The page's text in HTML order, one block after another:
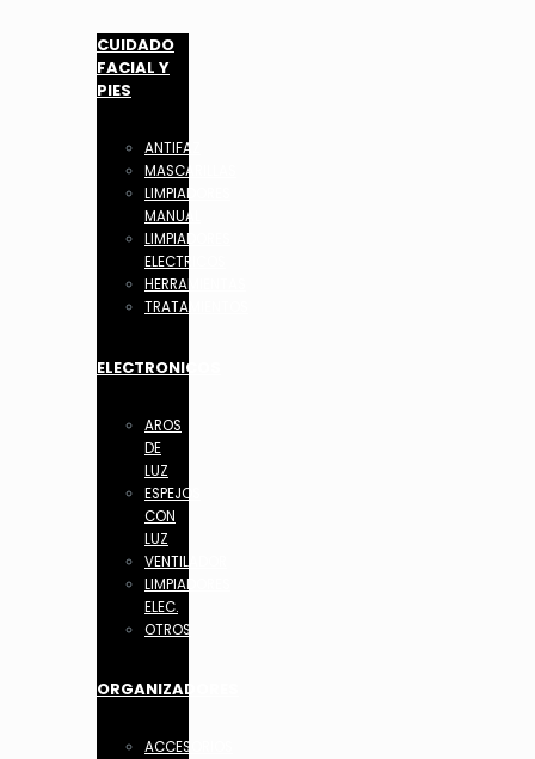
CUIDADO
FACIAL Y
PIES
ANTIFAZ
MASCARILLAS
LIMPIADORES
MANUAL
LIMPIADORES
ELECTRICOS
HERRAMIENTAS
TRATAMIENTOS
ELECTRONICOS
AROS
DE
LUZ
ESPEJOS
CON
LUZ
VENTILADOR
LIMPIADORES
ELEC.
OTROS
ORGANIZADORES
ACCESORIOS